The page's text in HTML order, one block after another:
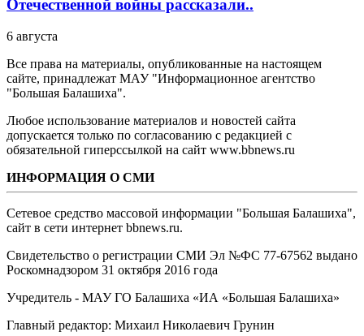
Отечественной войны рассказали..
6 августа
Все права на материалы, опубликованные на настоящем
сайте, принадлежат МАУ "Информационное агентство
"Большая Балашиха".
Любое использование материалов и новостей сайта
допускается только по согласованию с редакцией с
обязательной гиперссылкой на сайт www.bbnews.ru
ИНФОРМАЦИЯ О СМИ
Сетевое средство массовой информации "Большая Балашиха",
сайт в сети интернет bbnews.ru.
Свидетельство о регистрации СМИ Эл №ФС ‎77-67562 выдано
Роскомнадзором 31 октября 2016 года
Учредитель - МАУ ГО Балашиха «ИА «Большая Балашиха»
Главный редактор: Михаил Николаевич Грунин